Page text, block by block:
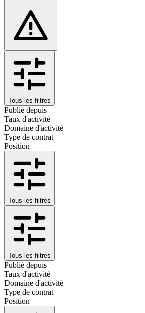
Tous les filtres
Publié depuis
Taux d'activité
Domaine d'activité
Type de contrat
Position
Tous les filtres
Tous les filtres
Publié depuis
Taux d'activité
Domaine d'activité
Type de contrat
Position